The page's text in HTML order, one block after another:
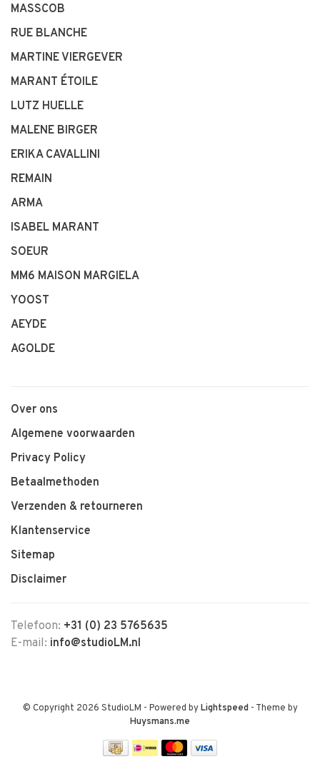
MASSCOB
RUE BLANCHE
MARTINE VIERGEVER
MARANT ÉTOILE
LUTZ HUELLE
MALENE BIRGER
ERIKA CAVALLINI
REMAIN
ARMA
ISABEL MARANT
SOEUR
MM6 MAISON MARGIELA
YOOST
AEYDE
AGOLDE
Over ons
Algemene voorwaarden
Privacy Policy
Betaalmethoden
Verzenden & retourneren
Klantenservice
Sitemap
Disclaimer
Telefoon: +31 (0) 23 5765635
E-mail: info@studioLM.nl
© Copyright 2026 StudioLM - Powered byLightspeed- Theme by
Huysmans.me